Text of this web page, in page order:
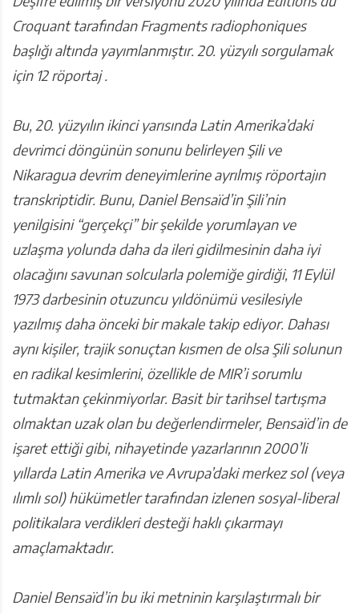
Croquant tarafından Fragments radiophoniques
başlığı altında yayımlanmıştır. 20. yüzyılı sorgulamak
için 12 röportaj .
Bu, 20. yüzyılın ikinci yarısında Latin Amerika’daki
devrimci döngünün sonunu belirleyen Şili ve
Nikaragua devrim deneyimlerine ayrılmış röportajın
transkriptidir. Bunu, Daniel Bensaïd’in Şili’nin
yenilgisini “gerçekçi” bir şekilde yorumlayan ve
uzlaşma yolunda daha da ileri gidilmesinin daha iyi
olacağını savunan solcularla polemiğe girdiği, 11 Eylül
1973 darbesinin otuzuncu yıldönümü vesilesiyle
yazılmış daha önceki bir makale takip ediyor. Dahası
aynı kişiler, trajik sonuçtan kısmen de olsa Şili solunun
en radikal kesimlerini, özellikle de MIR’i sorumlu
tutmaktan çekinmiyorlar. Basit bir tarihsel tartışma
olmaktan uzak olan bu değerlendirmeler, Bensaïd’in de
işaret ettiği gibi, nihayetinde yazarlarının 2000’li
yıllarda Latin Amerika ve Avrupa’daki merkez sol (veya
ılımlı sol) hükümetler tarafından izlenen sosyal-liberal
politikalara verdikleri desteği haklı çıkarmayı
amaçlamaktadır.
Daniel Bensaïd’in bu iki metninin karşılaştırmalı bir